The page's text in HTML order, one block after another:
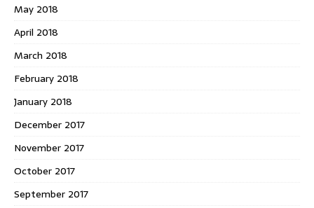
May 2018
April 2018
March 2018
February 2018
January 2018
December 2017
November 2017
October 2017
September 2017